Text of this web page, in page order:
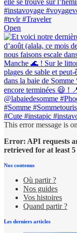
Open
This error message is
Error: API requests
retrieved for at least
Nos contenus
Où partir ?
Nos guides
Vos histoires
Quand partir ?
Les derniers articles